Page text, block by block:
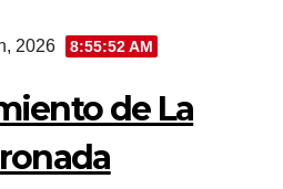
2026 8:55:52 AM
de La